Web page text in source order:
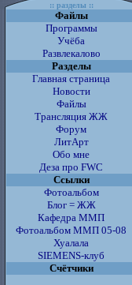
:: разделы ::
Файлы
Программы
Учёба
Развлекалово
Разделы
Главная страница
Новости
Файлы
Трансляция ЖЖ
Форум
ЛитАрт
Обо мне
Деза про FWC
Ссылки
Фотоальбом
Блог = ЖЖ
Кафедра ММП
Фотоальбом ММП 05-08
Хуалала
SIEMENS-клуб
Счётчики